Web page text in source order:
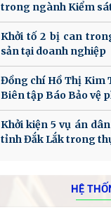
trong ngành Kiểm
Khởi tố 2 bị can
sản tại doanh nghiệp
Đồng chí Hồ Thị Kim
Biên tập Báo Bảo vệ
Khởi kiện 5 vụ án
tỉnh Đắk Lắk trong
HỆ